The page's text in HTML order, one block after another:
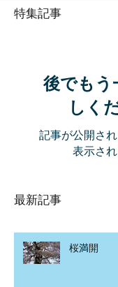
最新記事
特集記事
後でもう
しく
記事が公開さ
表示され
桜満開